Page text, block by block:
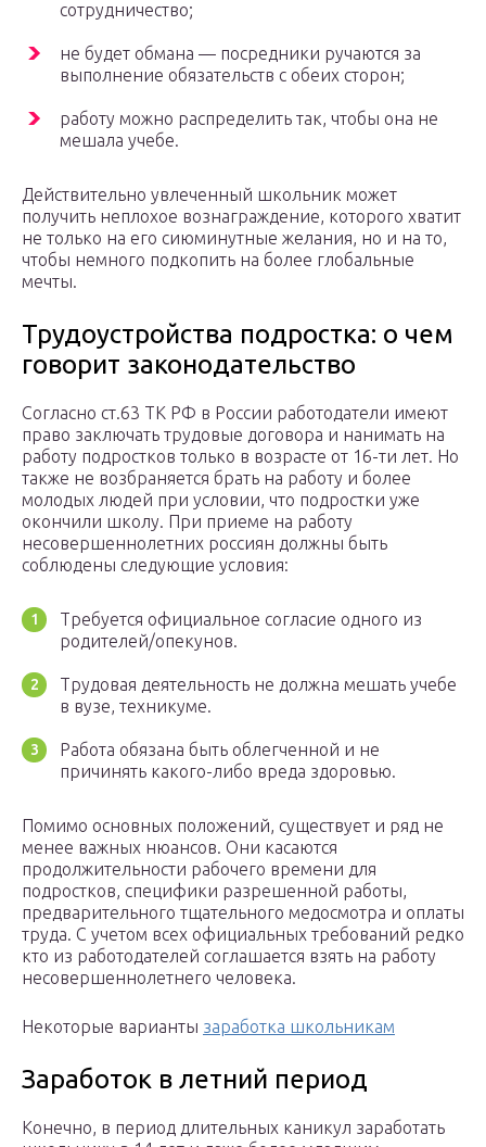
сотрудничество;
не будет обмана — посредники ручаются за
выполнение обязательств с обеих сторон;
работу можно распределить так, чтобы она не
мешала учебе.
Действительно увлеченный школьник может
получить неплохое вознаграждение, которого хватит
не только на его сиюминутные желания, но и на то,
чтобы немного подкопить на более глобальные
мечты.
Трудоустройства подростка: о чем
говорит законодательство
Согласно ст.63 ТК РФ в России работодатели имеют
право заключать трудовые договора и нанимать на
работу подростков только в возрасте от 16-ти лет. Но
также не возбраняется брать на работу и более
молодых людей при условии, что подростки уже
окончили школу. При приеме на работу
несовершеннолетних россиян должны быть
соблюдены следующие условия:
Требуется официальное согласие одного из
родителей/опекунов.
Трудовая деятельность не должна мешать учебе
в вузе, техникуме.
Работа обязана быть облегченной и не
причинять какого-либо вреда здоровью.
Помимо основных положений, существует и ряд не
менее важных нюансов. Они касаются
продолжительности рабочего времени для
подростков, специфики разрешенной работы,
предварительного тщательного медосмотра и оплаты
труда. С учетом всех официальных требований редко
кто из работодателей соглашается взять на работу
несовершеннолетнего человека.
Некоторые варианты заработка школьникам
Заработок в летний период
Конечно, в период длительных каникул заработать